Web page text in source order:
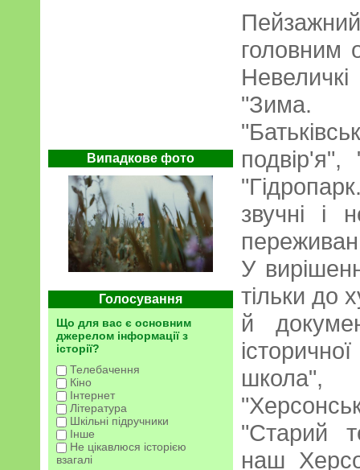
Випадкове фото
Голосування
Що для вас є основним
джерелом інформації з
історії?
Телебачення
Кіно
Інтернет
Література
Шкільні підручники
Інше
Не цікавлюся історією
взагалі
головним
"Зима.
подвір'я",
звучні і
У
тільки до
й
школа",
"Старий
наш